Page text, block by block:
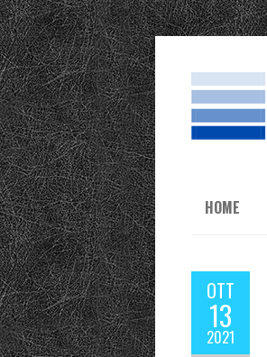
HOME
OTT
13
2021